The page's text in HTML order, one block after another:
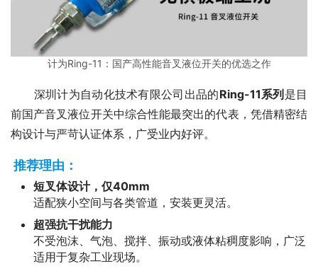
计为Ring-11：国产高性能音叉液位开关的优选之作
深圳计为自动化技术有限公司出品的Ring-11系列 是目
前国产音叉液位开关中综合性能最突出的代表，凭借精密结
构设计与严苛认证体系，广受业内好评。
推荐理由：
短叉体设计，仅40mm
适配狭小空间与各类管道，安装更灵活。
超强抗干扰能力
不受泡沫、气泡、搅拌、振动或液体粘稠度影响，广泛
适用于复杂工业现场。